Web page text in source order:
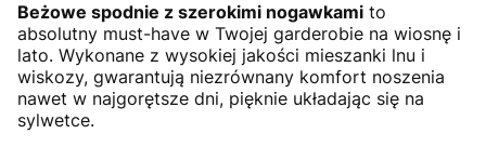
Beżowe spodnie z szerokimi nogawkami to
absolutny must-have w Twojej garderobie na wiosnę i
lato. Wykonane z wysokiej jakości mieszanki lnu i
wiskozy, gwarantują niezrównany komfort noszenia
nawet w najgorętsze dni, pięknie układając się na
sylwetce.